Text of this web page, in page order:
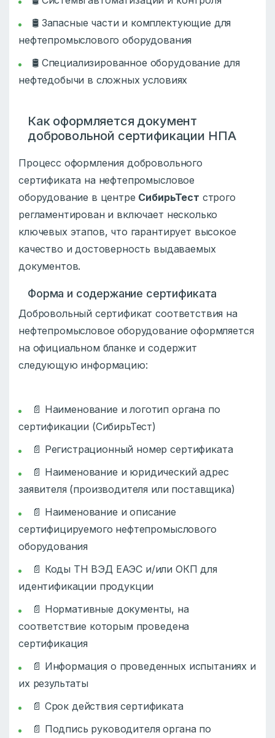
🛢️ Запасные части и комплектующие для
нефтепромыслового оборудования
🛢️ Специализированное оборудование для
нефтедобычи в сложных условиях
Как оформляется документ
добровольной сертификации НПА
Процесс оформления добровольного
сертификата на нефтепромысловое
оборудование в центре СибирьТест строго
регламентирован и включает несколько
ключевых этапов, что гарантирует высокое
качество и достоверность выдаваемых
документов.
Форма и содержание сертификата
Добровольный сертификат соответствия на
нефтепромысловое оборудование оформляется
на официальном бланке и содержит
следующую информацию:
📄 Наименование и логотип органа по
сертификации (СибирьТест)
📄 Регистрационный номер сертификата
📄 Наименование и юридический адрес
заявителя (производителя или поставщика)
📄 Наименование и описание
сертифицируемого нефтепромыслового
оборудования
📄 Коды ТН ВЭД ЕАЭС и/или ОКП для
идентификации продукции
📄 Нормативные документы, на
соответствие которым проведена
сертификация
📄 Информация о проведенных испытаниях и
их результаты
📄 Срок действия сертификата
📄 Подпись руководителя органа по